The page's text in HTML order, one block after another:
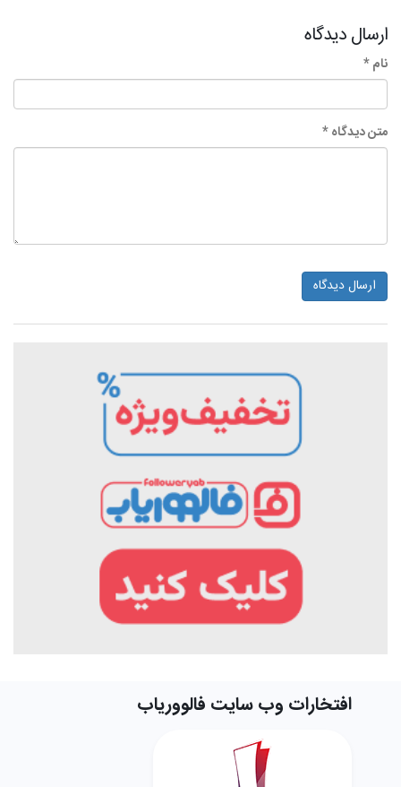
ارسال دیدگاه
نام *
متن دیدگاه *
ارسال دیدگاه
افتخارات وب سایت فالووریاب